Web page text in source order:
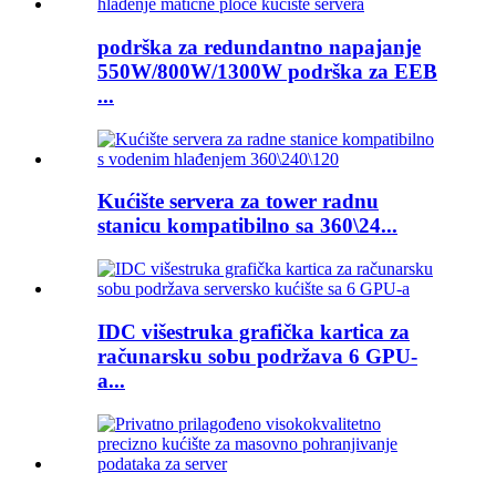
podrška za redundantno napajanje
550W/800W/1300W podrška za EEB
...
Kućište servera za tower radnu
stanicu kompatibilno sa 360\24...
IDC višestruka grafička kartica za
računarsku sobu podržava 6 GPU-
a...